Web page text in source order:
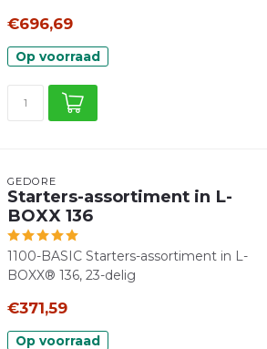
€696,69
Op voorraad
GEDORE
Starters-assortiment in L-
BOXX 136
1100-BASIC Starters-assortiment in L-
BOXX® 136, 23-delig
€371,59
Op voorraad